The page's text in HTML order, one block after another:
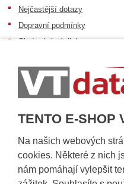
TENTO E-SHOP
Na našich webových
cookies. Některé z nich
nám pomáhají vylepšit
Nejčastější dotazy
Dopravní podmínky
Sledování zásilek
Informace k dostupnosti zboží
Obecné informace